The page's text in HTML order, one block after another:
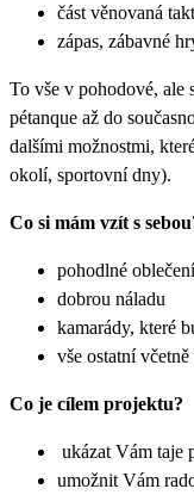
část věnovaná
zápas, zábavné
To vše v pohodové, ale
pétanque až do
dalšími možnostmi,
okolí, sportovní dny).
Co si mám vzít s
pohodlné
dobrou náladu
kamarády, které
vše ostatní
Co je cílem projektu?
ukázat Vám taje
umožnit Vám